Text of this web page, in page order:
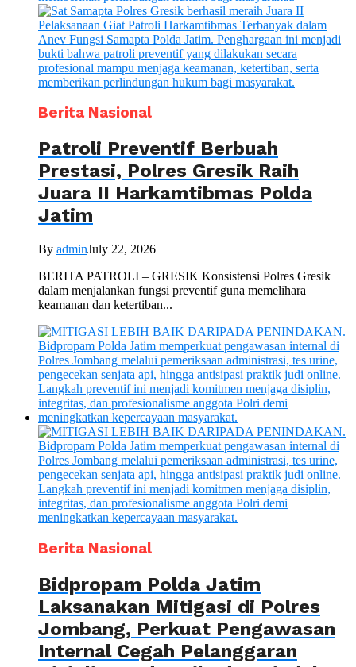
Berita Nasional
Patroli Preventif Berbuah
Prestasi, Polres Gresik Raih
Juara II Harkamtibmas Polda
Jatim
By adminJuly 22, 2026
BERITA PATROLI – GRESIK Konsistensi Polres Gresik
dalam menjalankan fungsi preventif guna memelihara
keamanan dan ketertiban...
Berita Nasional
Bidpropam Polda Jatim
Laksanakan Mitigasi di Polres
Jombang, Perkuat Pengawasan
Internal Cegah Pelanggaran